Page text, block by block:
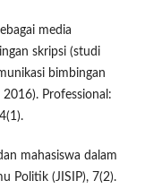
media
skripsi (studi
bimbingan
Professional:
mahasiswa dalam
Politik (JISIP), 7(2).